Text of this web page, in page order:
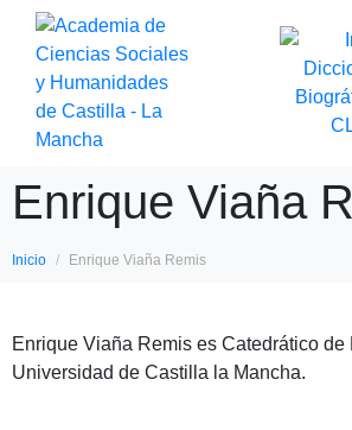
Enrique Viaña
Inicio Enrique Viaña Remis
Enrique Viaña Remis es Catedrático de
Universidad de Castilla la Mancha.